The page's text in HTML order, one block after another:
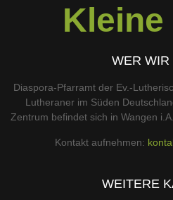
WER WIR
Diaspora-Pfarramt der Ev.-
Lutheraner im Süden
Zentrum befindet sich in Wangen
Kontakt aufnehmen:
WEITERE